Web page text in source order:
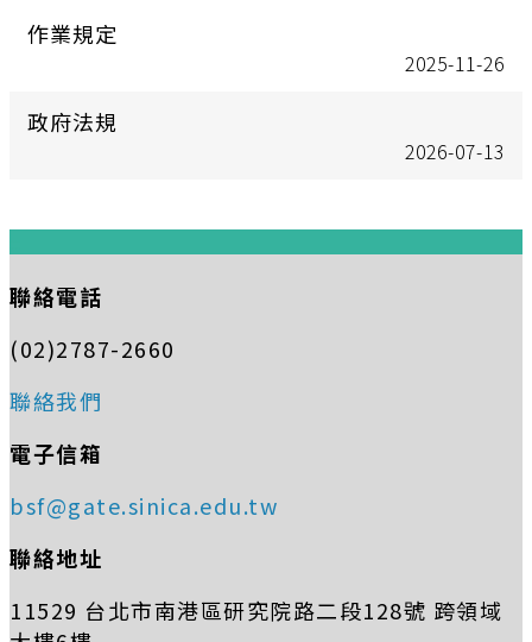
作業規定
2025-11-26
政府法規
2026-07-13
聯絡電話
(02)2787-2660
聯絡我們
電子信箱
bsf@gate.sinica.edu.tw
聯絡地址
11529 台北市南港區研究院路二段128號 跨領域